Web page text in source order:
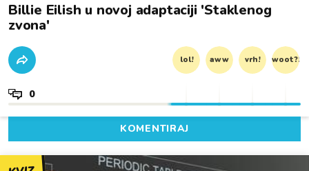
Billie Eilish u novoj adaptaciji 'Staklenog
zvona'
lol! aww vrh! woot?!
0
KOMENTIRAJ